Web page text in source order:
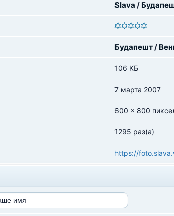
Slava /
Будапешт/
106 КБ
7 марта 2007
600 x 800
1295 раз(а)
https://